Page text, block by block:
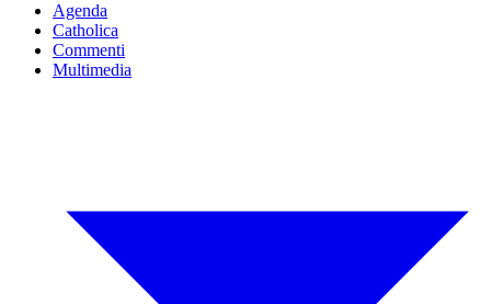
Agenda
Catholica
Commenti
Multimedia